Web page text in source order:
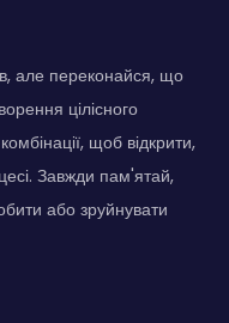
але переконайся, що
цілісного
щоб відкрити,
Завжди пам'ятай,
або зруйнувати